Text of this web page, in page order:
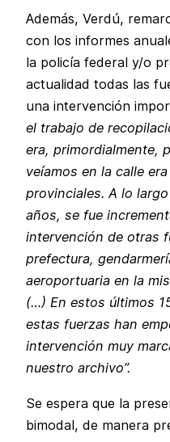
Además, Verdú,
con los informes
la policía federal y/o
actualidad todas las
una intervención
el trabajo de
era, primordialmente,
veíamos en la calle
provinciales. A lo
años, se fue
intervención de otras
prefectura,
aeroportuaria en la
(…) En estos últimos
estas fuerzas han
intervención muy
nuestro archivo”.
Se espera que la
bimodal, de manera